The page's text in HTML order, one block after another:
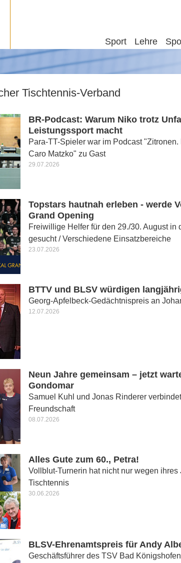
Sport Lehre
Tischtennis-Verband
BR-Podcast: Warum Niko trotz
Leistungssport macht
Para-TT-Spieler war im Podcast
Caro Matzko" zu Gast
29.07.2026
Topstars hautnah erleben - werde
Grand Opening
Freiwillige Helfer für den 29./30. August in
gesucht / Verschiedene Einsatzbereiche
23.07.2026
BTTV und BLSV würdigen
Georg-Apfelbeck-Gedächtnispreis an
12.07.2026
Neun Jahre gemeinsam – jetzt
Gondomar
Samuel Kuhl und Jonas Rinderer
Freundschaft
08.07.2026
Alles Gute zum 60., Petra!
Vollblut-Turnerin hat nicht nur wegen ihres
Tischtennis
30.06.2026
BLSV-Ehrenamtspreis für Andy
Geschäftsführer des TSV Bad